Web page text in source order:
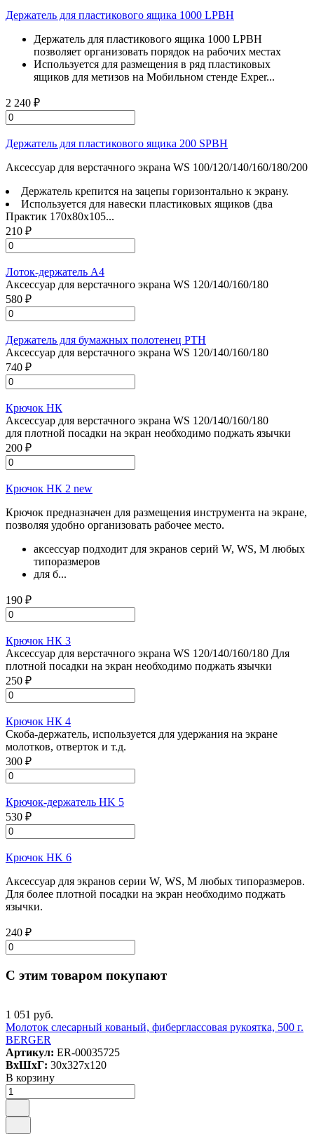
Держатель для пластикового ящика 1000 LPBH
Держатель для пластикового ящика 1000 LPBH
позволяет организовать порядок на рабочих местах
Используется для размещения в ряд пластиковых
ящиков для метизов на Мобильном стенде Exper...
2 240 ₽
Держатель для пластикового ящика 200 SPBH
Аксессуар для верстачного экрана WS 100/120/140/160/180/200
Держатель крепится на зацепы горизонтально к экрану.
Используется для навески пластиковых ящиков (два
Практик 170x80x105...
210 ₽
Лоток-держатель А4
Аксессуар для верстачного экрана WS 120/140/160/180
580 ₽
Держатель для бумажных полотенец PTH
Аксессуар для верстачного экрана WS 120/140/160/180
740 ₽
Крючок НК
Аксессуар для верстачного экрана WS 120/140/160/180
для плотной посадки на экран необходимо поджать язычки
200 ₽
Крючок НК 2 new
Крючок предназначен для размещения инструмента на экране,
позволяя удобно организовать рабочее место.
аксессуар подходит для экранов серий W, WS, M любых
типоразмеров
для б...
190 ₽
Крючок НК 3
Аксессуар для верстачного экрана WS 120/140/160/180 Для
плотной посадки на экран необходимо поджать язычки
250 ₽
Крючок НК 4
Скоба-держатель, используется для удержания на экране
молотков, отверток и т.д.
300 ₽
Крючок-держатель HK 5
530 ₽
Крючок HK 6
Аксессуар для экранов серии W, WS, M любых типоразмеров.
Для более плотной посадки на экран необходимо поджать
язычки.
240 ₽
С этим товаром покупают
1 051 руб.
Молоток слесарный кованый, фиберглассовая рукоятка, 500 г.
BERGER
Артикул: ER-00035725
ВxШxГ: 30x327x120
В корзину